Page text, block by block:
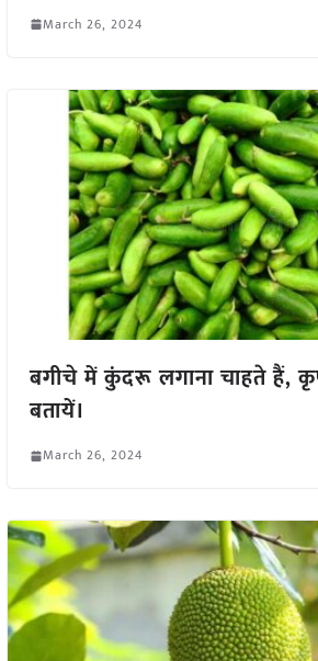
March 26, 2024
बगीचे में कुंदरू लगाना चाहते हैं,
बतायें।
March 26, 2024